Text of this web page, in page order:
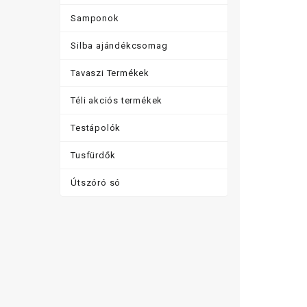
Samponok
Silba ajándékcsomag
Tavaszi Termékek
Téli akciós termékek
Testápolók
Tusfürdők
Útszóró só